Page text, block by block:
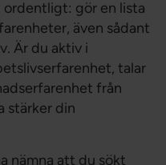
gör en lista
även sådant
Är du aktiv i
talar
från
stärker din
nämna att du sökt